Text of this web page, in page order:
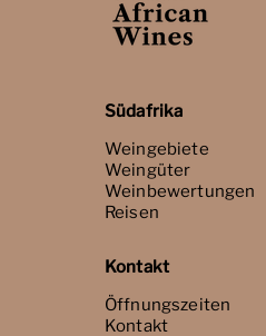
Südafrika
Weingebiete
Weingüter
Weinbewertungen
Reisen
Kontakt
Öffnungszeiten
Kontakt